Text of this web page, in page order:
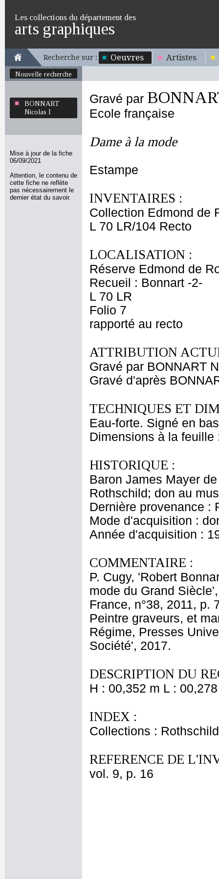
Les collections du département des
arts graphiques
Recherche sur : Oeuvres Artistes
Nouvelle recherche
BONNART
Nicolas I
Mise à jour de la fiche
06/09/2021
Attention, le contenu de
cette fiche ne reflète
pas nécessairement le
dernier état du savoir.
Gravé par
Ecole française
Dame à la mode
Estampe
INVENTAIRES :
Collection Edmond de
L 70 LR/104 Recto
LOCALISATION :
Réserve Edmond de
Recueil : Bonnart -2-
L 70 LR
Folio 7
rapporté au recto
ATTRIBUTION
Gravé par BONNART
Gravé d'après
TECHNIQUES ET
Eau-forte. Signé en
Dimensions à la
HISTORIQUE :
Baron James Mayer
Rothschild; don au
Dernière provenance :
Mode d'acquisition :
Année d'acquisition :
COMMENTAIRE :
P. Cugy, 'Robert
mode du Grand
France, n°38, 2011, p.
Peintre graveurs, et
Régime, Presses
Société', 2017.
DESCRIPTION DU
H : 00,352 m L :
INDEX :
Collections :
REFERENCE DE
vol. 9, p. 16